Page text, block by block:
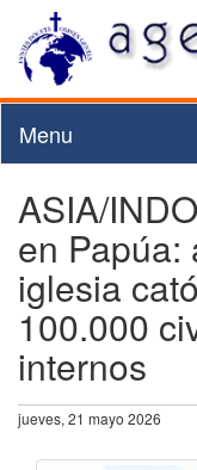
Menu
ASIA/
en Papúa:
iglesia
100.000
internos
jueves, 21 mayo 2026